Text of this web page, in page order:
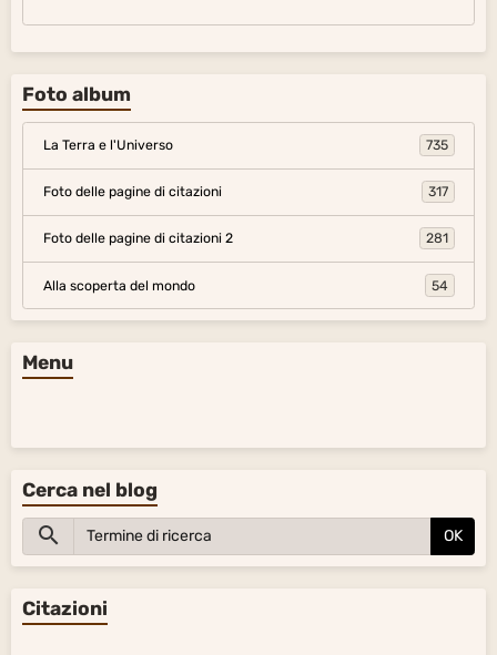
Foto album
La Terra e l'Universo 735
Foto delle pagine di citazioni 317
Foto delle pagine di citazioni 2 281
Alla scoperta del mondo 54
Menu
Cerca nel blog
OK
Citazioni